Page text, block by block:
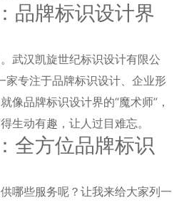
品牌标识设计界
武汉凯旋世纪标识设计有限公
专注于品牌标识设计、企业形
像品牌标识设计界的“魔术师”，
生动有趣，让人过目难忘。
全方位品牌标识
哪些服务呢？让我来给大家列一